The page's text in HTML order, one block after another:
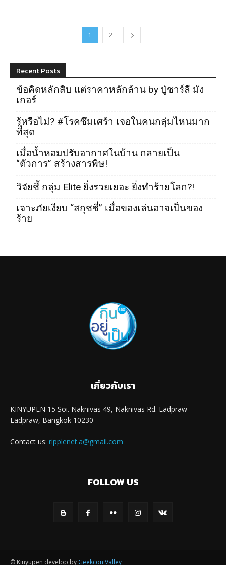
1 2
Recent Posts
ข้อคิดหลักสิบ แต่ราคาหลักล้าน by ปู่ชาร์ลี มัง
เกอร์
รู้หรือไม่? #โรคซึมเศร้า เจอในคนกลุ่มไหนมาก
ที่สุด
เมื่อน้ำหอมปรับอากาศในบ้าน กลายเป็น
“ตัวการ” สร้างสารพิษ!
วิจัยชี้ กลุ่ม Elite ยิ่งรวยเยอะ ยิ่งทำร้ายโลก?!
เจาะภัยเงียบ “สกุชชี่” เมื่อของเล่นอาจเป็นของ
ร้าย
เกี่ยวกับเรา
KINYUPEN 15 Soi. Naknivas 49, Naknivas Rd. Ladpraw
Ladpraw, Bangkok 10230
Contact us: ripplenet.a@gmail.com
FOLLOW US
© Kinyupen develop by Geekcon Valley